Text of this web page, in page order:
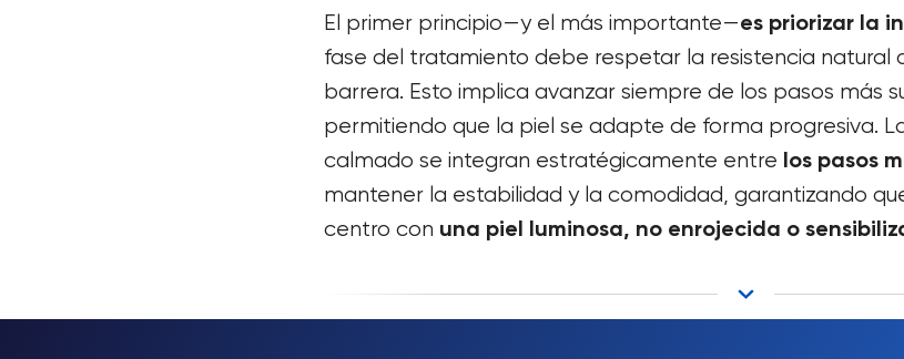
El primer principio—y el más importante—es priorizar la
fase del tratamiento debe respetar la resistencia natural
barrera. Esto implica avanzar siempre de los pasos más
permitiendo que la piel se adapte de forma progresiva.
calmado se integran estratégicamente entre los pasos
mantener la estabilidad y la comodidad, garantizando
centro con una piel luminosa, no enrojecida o